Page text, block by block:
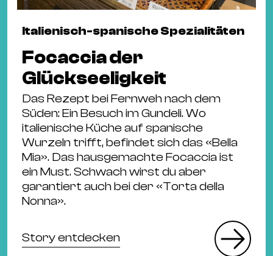
Italienisch-spanische Spezialitäten
Focaccia der
Glückseeligkeit
Das Rezept bei Fernweh nach dem
Süden: Ein Besuch im Gundeli. Wo
italienische Küche auf spanische
Wurzeln trifft, befindet sich das «Bella
Mia». Das hausgemachte Focaccia ist
ein Must. Schwach wirst du aber
garantiert auch bei der «Torta della
Nonna».
Story entdecken